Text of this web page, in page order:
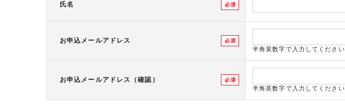
氏名
お申込メールアドレス
半角英数字で入力してください
お申込メールアドレス（確認）
半角英数字で入力してください